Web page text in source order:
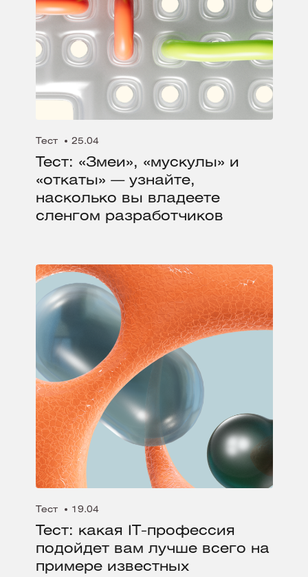
Тест 25.04
Тест: «Змеи», «мускулы» и
«откаты» — узнайте,
насколько вы владеете
сленгом разработчиков
Тест 19.04
Тест: какая IT-профессия
подойдет вам лучше всего на
примере известных